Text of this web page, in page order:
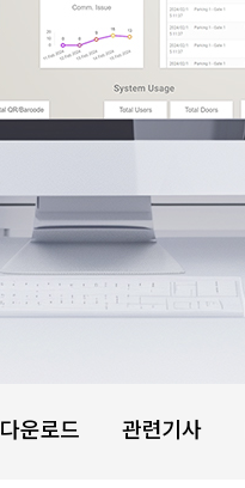
다운로드 관련기사